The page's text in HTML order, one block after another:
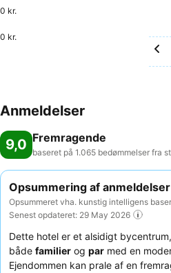
0 kr.
0 kr.
Anmeldelser
9,0 Fremragende
baseret på 1.065 bedømmelser fra
Opsummering af anmeldelser
Opsummeret vha. kunstig intelligens
Senest opdateret: 29 May 2026
Dette hotel er et alsidigt
både familier og par med en
Ejendommen kan prale af en